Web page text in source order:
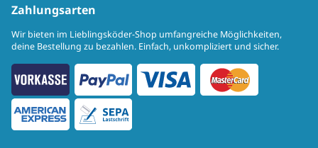
Zahlungsarten
Wir bieten im Lieblingsköder-Shop umfangreiche Möglichkeiten,
deine Bestellung zu bezahlen. Einfach, unkompliziert und sicher.